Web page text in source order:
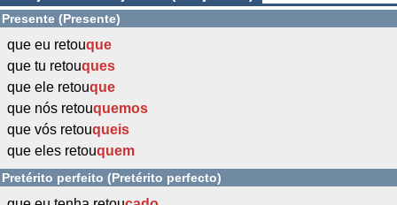
Presente (Presente)
que eu retouque
que tu retouques
que ele retouque
que nós retouquemos
que vós retouqueis
que eles retouquem
Pretérito perfeito (Pretérito perfecto)